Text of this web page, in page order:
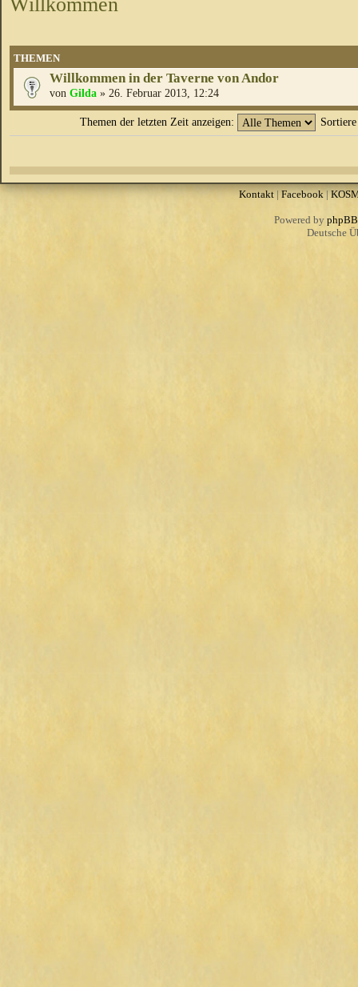
THEMEN
Willkommen in der Taverne von Andor
von Gilda » 26. Februar 2013, 12:24
Themen der letzten Zeit anzeigen:
Kontakt|Facebook|
Powered by phpBB
Deutsche